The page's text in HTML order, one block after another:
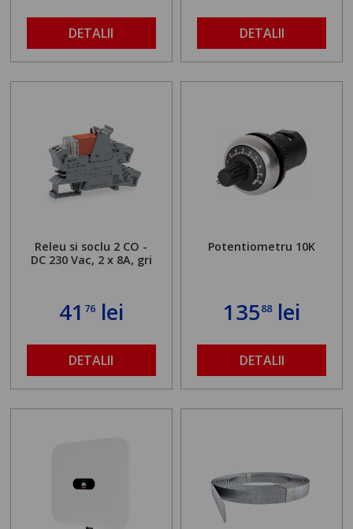
DETALII DETALII
Releu si soclu 2 CO -
DC 230 Vac, 2 x 8A, gri
41 76lei
DETALII
Potentiometru 10K
13588lei
DETALII